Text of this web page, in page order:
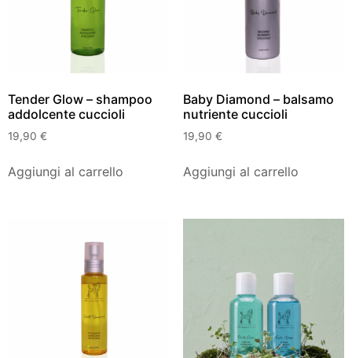
Tender Glow – shampoo
addolcente cuccioli
19,90 €
Aggiungi al carrello
Baby Diamond – balsamo
nutriente cuccioli
19,90 €
Aggiungi al carrello